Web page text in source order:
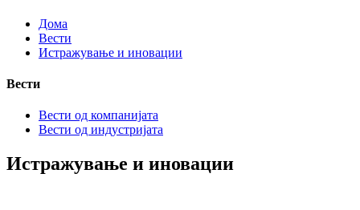
Дома
Вести
Истражување и иновации
Вести
Вести од компанијата
Вести од индустријата
Истражување и иновации